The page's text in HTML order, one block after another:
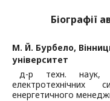
Біографії
М. Й. Бурбело,
університет
д-р техн. наук,
електротехнічних
енергетичного